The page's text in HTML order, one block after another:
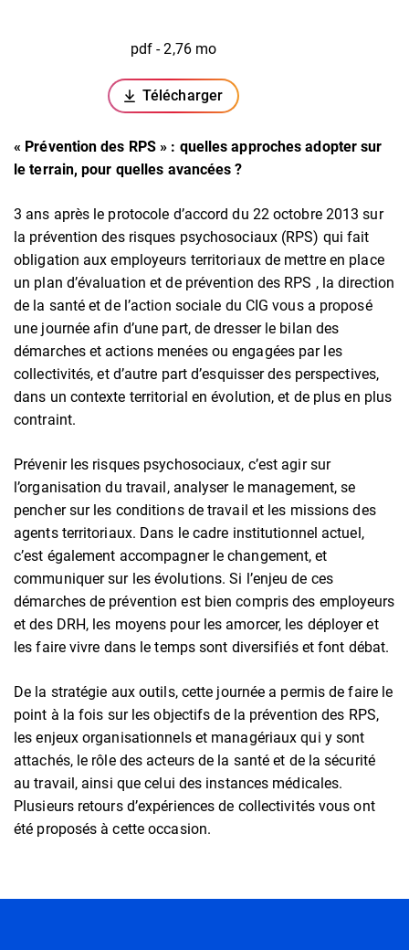
pdf - 2,76 mo
Télécharger
(ouverture dans un nouvel onglet)
« Prévention des RPS » : quelles approches adopter sur
le terrain, pour quelles avancées ?
3 ans après le protocole d’accord du 22 octobre 2013 sur
la prévention des risques psychosociaux (RPS) qui fait
obligation aux employeurs territoriaux de mettre en place
un plan d’évaluation et de prévention des RPS , la direction
de la santé et de l’action sociale du CIG vous a proposé
une journée afin d’une part, de dresser le bilan des
démarches et actions menées ou engagées par les
collectivités, et d’autre part d’esquisser des perspectives,
dans un contexte territorial en évolution, et de plus en plus
contraint.
Prévenir les risques psychosociaux, c’est agir sur
l’organisation du travail, analyser le management, se
pencher sur les conditions de travail et les missions des
agents territoriaux. Dans le cadre institutionnel actuel,
c’est également accompagner le changement, et
communiquer sur les évolutions. Si l’enjeu de ces
démarches de prévention est bien compris des employeurs
et des DRH, les moyens pour les amorcer, les déployer et
les faire vivre dans le temps sont diversifiés et font débat.
De la stratégie aux outils, cette journée a permis de faire le
point à la fois sur les objectifs de la prévention des RPS,
les enjeux organisationnels et managériaux qui y sont
attachés, le rôle des acteurs de la santé et de la sécurité
au travail, ainsi que celui des instances médicales.
Plusieurs retours d’expériences de collectivités vous ont
été proposés à cette occasion.